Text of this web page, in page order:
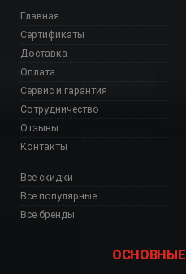
Главная
Сертификаты
Доставка
Оплата
Сервис и гарантия
Сотрудничество
Отзывы
Контакты
Все скидки
Все популярные
Все бренды
ОСНОВНЫЕ